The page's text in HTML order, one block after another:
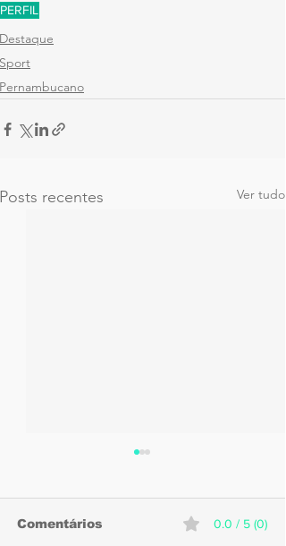
PERFIL
Destaque
Sport
Pernambucano
Posts recentes Ver tudo
Comentários 0.0 / 5 (0)